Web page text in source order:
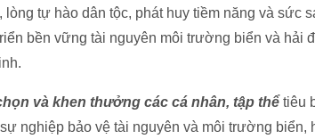
lòng tự hào dân tộc, phát huy tiềm năng và sức
bền vững tài nguyên môi trường biển và hải
và khen thưởng các cá nhân, tập thể tiêu
nghiệp bảo vệ tài nguyên và môi trường biển,